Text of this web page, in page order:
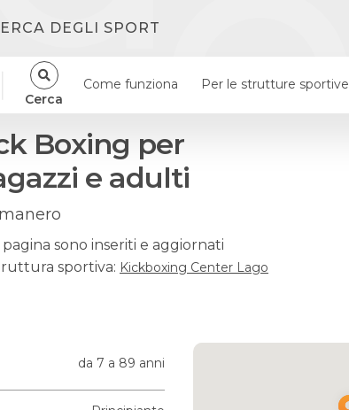
DEGLI SPORT
Cerca
Come funziona Per le strutture sportive
Boxing per
e adulti
sono inseriti e aggiornati
sportiva: Kickboxing Center Lago
da 7 a 89 anni